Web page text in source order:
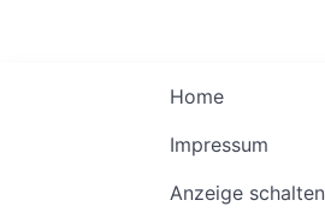
Home
Impressum
Anzeige schalten